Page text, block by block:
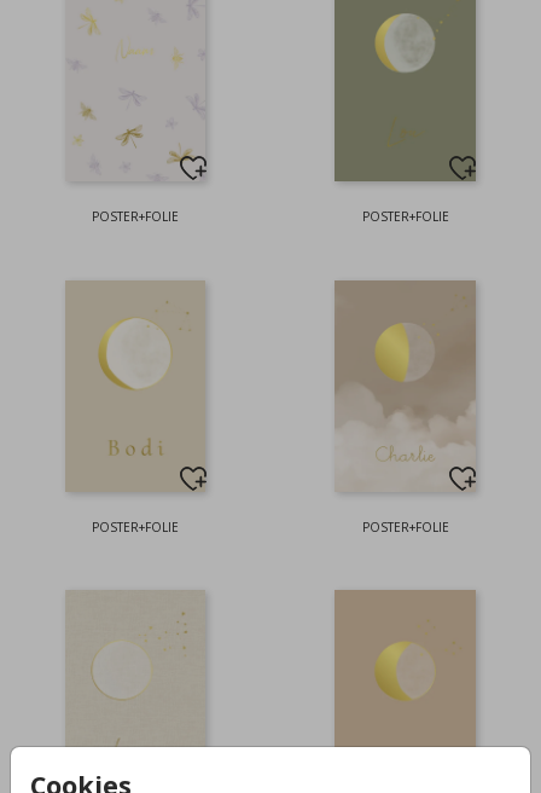
Cookies
POSTER+FOLIE POSTER+FOLIE
POSTER+FOLIE POSTER+FOLIE